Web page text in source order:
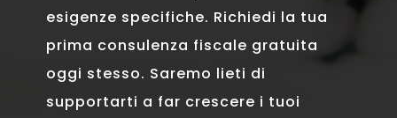
esigenze specifiche. Richiedi la tua
prima consulenza fiscale gratuita
oggi stesso. Saremo lieti di
supportarti a far crescere i tuoi